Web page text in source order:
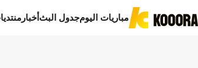
مباريات اليومجدول البثأخبار